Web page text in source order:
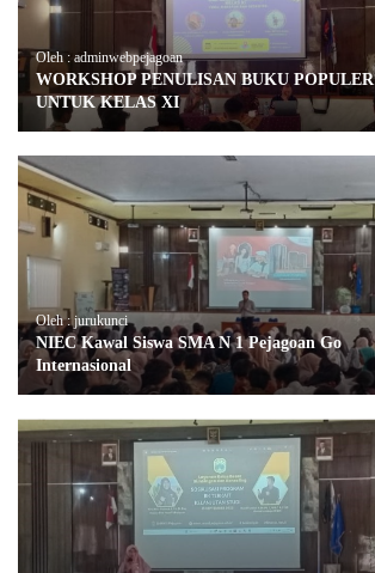
Oleh : adminwebpejagoan
WORKSHOP PENULISAN BUKU POPULER
UNTUK KELAS XI
Oleh : jurukunci
NIEC Kawal Siswa SMA N 1 Pejagoan Go
Internasional